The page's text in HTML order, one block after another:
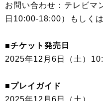
お問い合わせ：テレビ
日10:00-18:00）もしく
■チケット発売日
2025年12月6日（土）
■プレイガイド
2025年12月6日（土）